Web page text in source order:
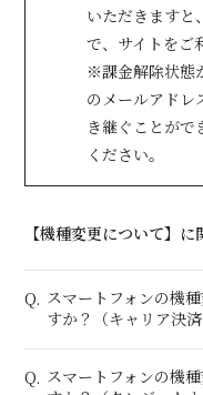
いただきますと
で、サイトをご
※課金解除状態
のメールアドレ
き継ぐことがで
ください。
【機種変更について】
Q. スマートフォンの機
すか？（キャリア決
Q. スマートフォンの機